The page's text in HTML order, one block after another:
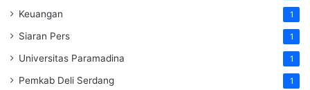
Keuangan 1
Siaran Pers 1
Universitas Paramadina 1
Pemkab Deli Serdang 1